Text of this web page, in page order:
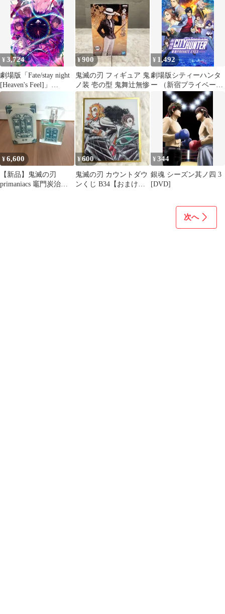
紙 竈門炭治郎
水着
¥3,724
劇場版「Fate/stay night
[Heaven's Feel]」
III.spring song(通常版)
[Blu-ray]
¥900
鬼滅の刃 フィギュア 鬼
ノ装 壱の型 鬼舞辻無惨
¥ 1,492
劇場版シティーハンタ
ー （新宿プライベー
ト・アイズ）(通常版)
[DVD]
¥6,600
【新品】鬼滅の刃
primaniacs 竈門炭治郎
¥600
鬼滅の刃 カウントダウ
ンくじ B34【おまけ付
¥344
銀魂 シーズン其ノ四 3
[DVD]
次へ